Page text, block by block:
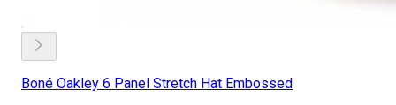
Boné Oakley 6 Panel Stretch Hat Embossed